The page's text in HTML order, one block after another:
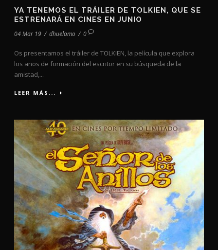
YA TENEMOS EL TRÁILER DE TOLKIEN, QUE SE
ESTRENARÁ EN CINES EN JUNIO
04 Mar 19 / dhuelamo / 0
Os presentamos el tráiler de TOLKIEN, la película que explora
los años de formación del escritor en su búsqueda de la
amistad,...
LEER MÁS...